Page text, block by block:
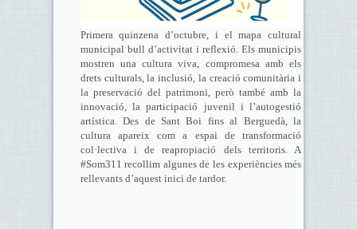
Primera quinzena d’octubre, i el mapa cultural
municipal bull d’activitat i reflexió. Els municipis
mostren una cultura viva, compromesa amb els
drets culturals, la inclusió, la creació comunitària i
la preservació del patrimoni, però també amb la
innovació, la participació juvenil i l’autogestió
artística. Des de Sant Boi fins al Berguedà, la
cultura apareix com a espai de transformació
col·lectiva i de reapropiació dels territoris. A
#Som311 recollim algunes de les experiències més
rellevants d’aquest inici de tardor.